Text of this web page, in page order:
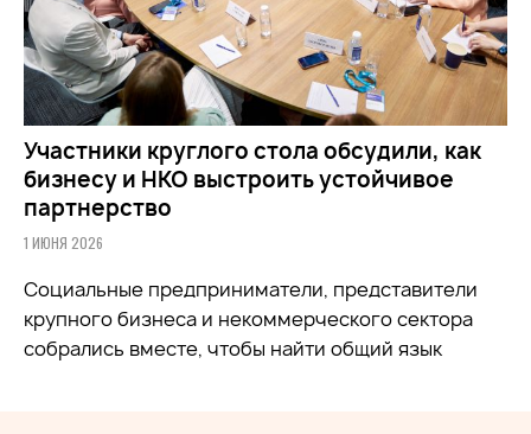
Участники круглого стола обсудили, как
бизнесу и НКО выстроить устойчивое
партнерство
1 ИЮНЯ 2026
Социальные предприниматели, представители
крупного бизнеса и некоммерческого сектора
собрались вместе, чтобы найти общий язык